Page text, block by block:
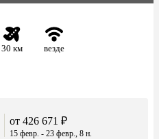
30 км
везде
от 426 671 ₽
15 февр. - 23 февр., 8 н.